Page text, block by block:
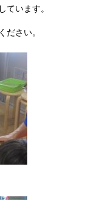
ています。
ださい。